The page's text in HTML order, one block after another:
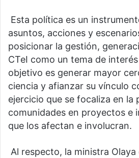
Esta política es un
asuntos, acciones y
posicionar la gestión,
CTeI como un tema de
objetivo es generar mayor
ciencia y afianzar su vínculo
ejercicio que se focaliza en la
comunidades en proyectos e
que los afectan e involucran.
Al respecto, la ministra Olaya